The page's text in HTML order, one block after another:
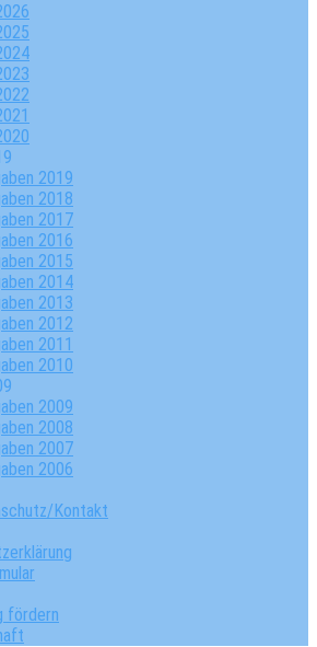
2019
2018
2017
2016
2015
2014
2013
2012
2011
2010
2009
2008
2007
2006
Kontakt
fördern